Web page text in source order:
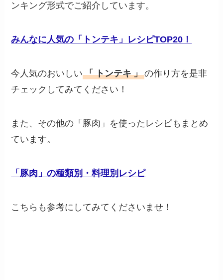
ンキング形式でご紹介しています。
みんなに人気の「トンテキ」レシピTOP20！
今人気のおいしい 「 トンテキ 」 の作り方を是非
チェックしてみてください！
また、その他の「豚肉」を使ったレシピもまとめ
ています。
「豚肉」の種類別・料理別レシピ
こちらも参考にしてみてくださいませ！